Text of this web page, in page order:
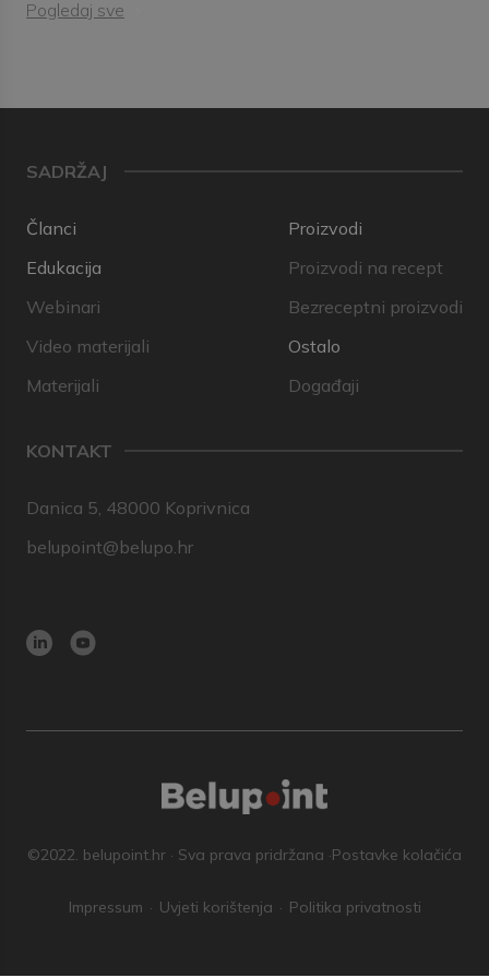
Pogledaj sve
SADRŽAJ
Članci
Edukacija
Webinari
Video materijali
Materijali
Proizvodi
Proizvodi na recept
Bezreceptni proizvodi
Ostalo
Događaji
KONTAKT
Danica 5, 48000 Koprivnica
belupoint@belupo.hr
©2022. belupoint.hr · Sva prava pridržana ·Postavke kolačića
Impressum Uvjeti korištenja Politika privatnosti